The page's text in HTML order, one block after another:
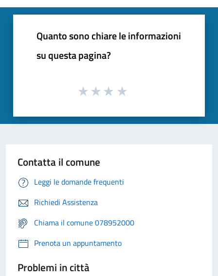
Quanto sono chiare le informazioni
su questa pagina?
Contatta il comune
Leggi le domande frequenti
Richiedi Assistenza
Chiama il comune 078952000
Prenota un appuntamento
Problemi in città